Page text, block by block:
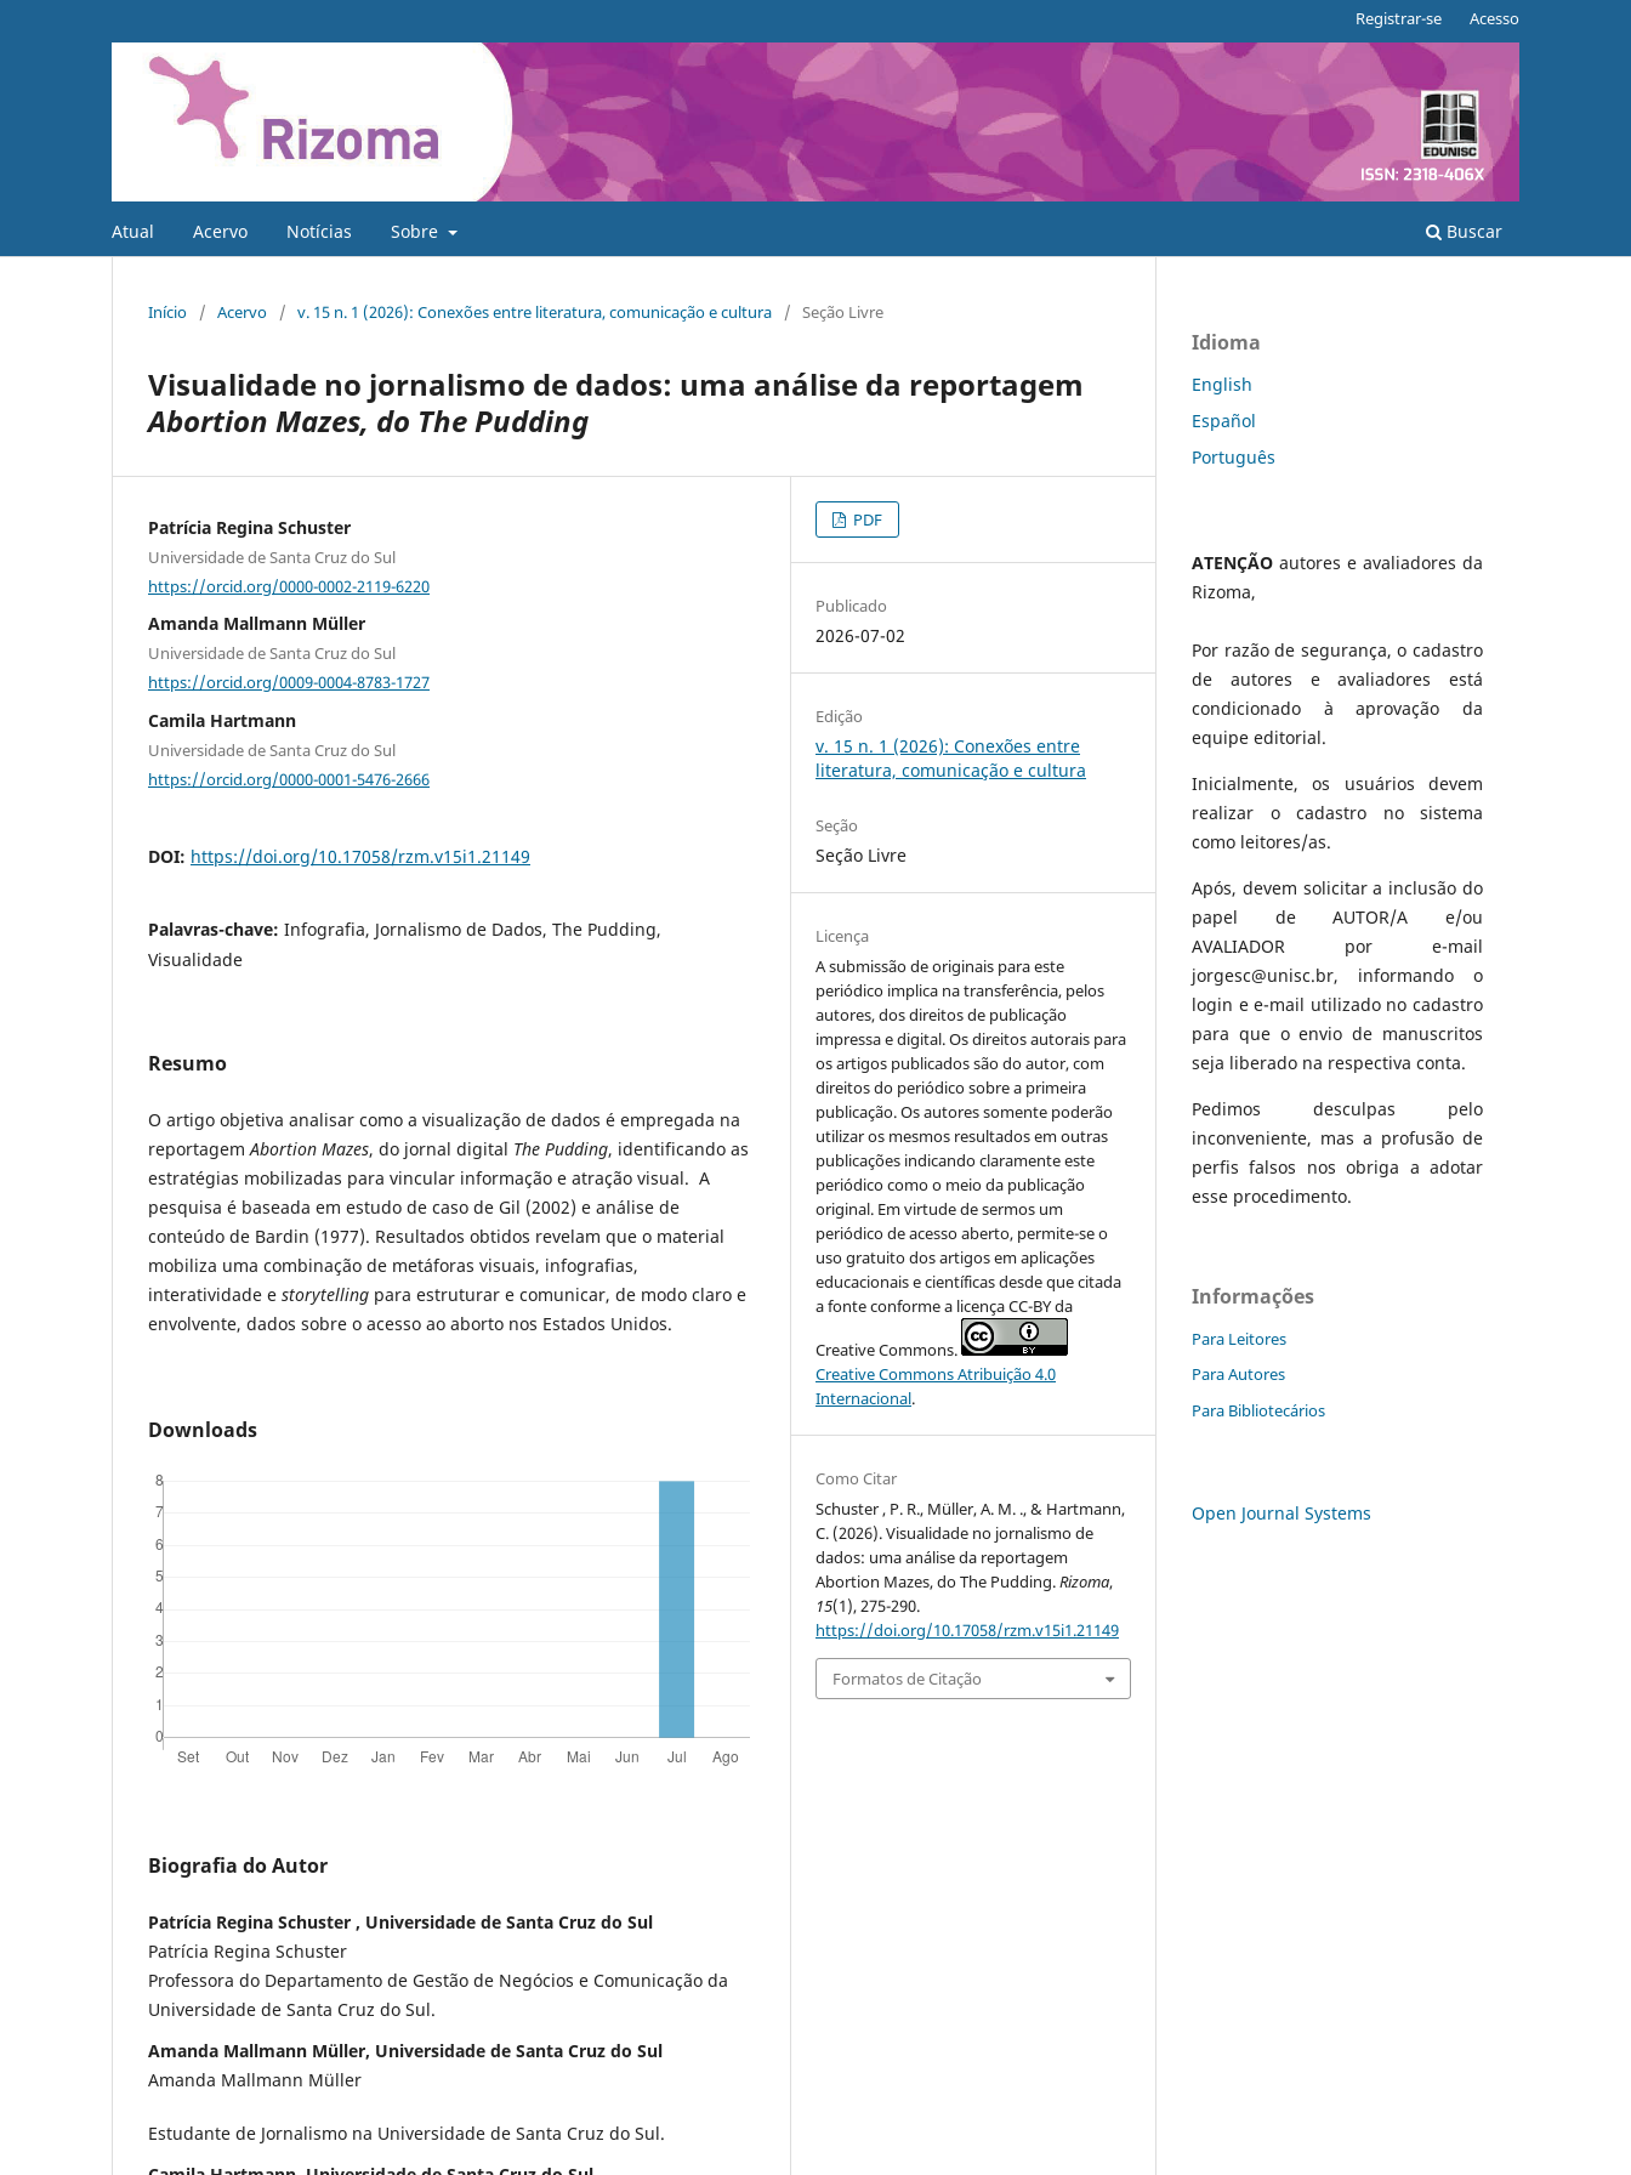
Atual Acervo Notícias Sobre Buscar
Registrar-se Acesso
Início / Acervo / v. 15 n. 1 (2026): Conexões entre literatura, comunicação e cultura / Seção Livre
Visualidade no jornalismo de dados: uma análise da reportagem
Abortion Mazes, do The Pudding
Patrícia Regina Schuster
Universidade de Santa Cruz do Sul
https://orcid.org/0000-0002-2119-6220
Amanda Mallmann Müller
Universidade de Santa Cruz do Sul
https://orcid.org/0009-0004-8783-1727
Camila Hartmann
Universidade de Santa Cruz do Sul
https://orcid.org/0000-0001-5476-2666
DOI: https://doi.org/10.17058/rzm.v15i1.21149
Palavras-chave: Infografia, Jornalismo de Dados, The Pudding,
Visualidade
Resumo
O artigo objetiva analisar como a visualização de dados é empregada na
reportagemAbortion Mazes, do jornal digital The Pudding, identificando as
estratégias mobilizadas para vincular informação e atração visual. A
pesquisa é baseada em estudo de caso de Gil (2002) e análise de
conteúdo de Bardin (1977). Resultados obtidos revelam que o material
mobiliza uma combinação de metáforas visuais, infografias,
interatividade e storytelling para estruturar e comunicar, de modo claro e
envolvente, dados sobre o acesso ao aborto nos Estados Unidos.
Downloads
Biografia do Autor
Patrícia Regina Schuster , Universidade de Santa Cruz do Sul
Patrícia Regina Schuster
Professora do Departamento de Gestão de Negócios e Comunicação da
Universidade de Santa Cruz do Sul.
Amanda Mallmann Müller, Universidade de Santa Cruz do Sul
Amanda Mallmann Müller
Estudante de Jornalismo na Universidade de Santa Cruz do Sul.
PDF
Publicado
2026-07-02
Edição
v. 15 n. 1 (2026): Conexões entre
literatura, comunicação e cultura
Seção
Seção Livre
Licença
A submissão de originais para este
periódico implica na transferência, pelos
autores, dos direitos de publicação
impressa e digital. Os direitos autorais para
os artigos publicados são do autor, com
direitos do periódico sobre a primeira
publicação. Os autores somente poderão
utilizar os mesmos resultados em outras
publicações indicando claramente este
periódico como o meio da publicação
original. Em virtude de sermos um
periódico de acesso aberto, permite-se o
uso gratuito dos artigos em aplicações
educacionais e científicas desde que citada
a fonte conforme a licença CC-BY da
Creative Commons.
Creative Commons Atribuição 4.0
Internacional.
Como Citar
Schuster , P. R., Müller, A. M. ., & Hartmann,
C. (2026). Visualidade no jornalismo de
dados: uma análise da reportagem
Abortion Mazes, do The Pudding.Rizoma,
15(1), 275-290.
https://doi.org/10.17058/rzm.v15i1.21149
Formatos de Citação
Idioma
English
Español
Português
ATENÇÃO autores e avaliadores da
Rizoma,
Por razão de segurança, o cadastro
de autores e avaliadores está
condicionado à aprovação da
equipe editorial.
Inicialmente, os usuários devem
realizar o cadastro no sistema
como leitores/as.
Após, devem solicitar a inclusão do
papel de AUTOR/A e/ou
AVALIADOR por e-mail
jorgesc@unisc.br, informando o
login e e-mail utilizado no cadastro
para que o envio de manuscritos
seja liberado na respectiva conta.
Pedimos desculpas pelo
inconveniente, mas a profusão de
perfis falsos nos obriga a adotar
esse procedimento.
Informações
Para Leitores
Para Autores
Para Bibliotecários
Open Journal Systems